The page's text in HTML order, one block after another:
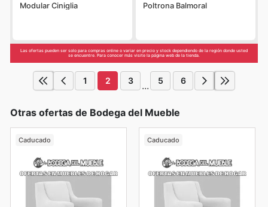
Modular Ciniglia Poltrona Balmoral
Las ofertas pueden ser solo para compras online o variar en precio y stock dependiendo de la región donde usted
se encuentre. Para conocer más visite la página web de la tienda.
1 2 3 ... 5 6
Otras ofertas de Bodega del Mueble
Caducado Caducado